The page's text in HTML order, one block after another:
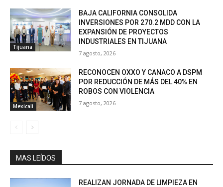
Tijuana
BAJA CALIFORNIA CONSOLIDA
INVERSIONES POR 270.2 MDD CON LA
EXPANSIÓN DE PROYECTOS
INDUSTRIALES EN TIJUANA
7 agosto, 2026
Mexicali
RECONOCEN OXXO Y CANACO A DSPM
POR REDUCCIÓN DE MÁS DEL 40% EN
ROBOS CON VIOLENCIA
7 agosto, 2026
MAS LEÍDOS
REALIZAN JORNADA DE LIMPIEZA EN